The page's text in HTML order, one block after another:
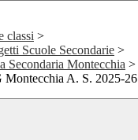
classi >
Scuole Secondarie >
Secondaria Montecchia >
Montecchia A. S. 2025-26